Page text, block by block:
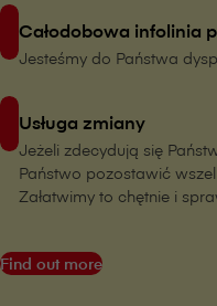
Całodobowa infolinia
Jesteśmy do Państwa
Usługa zmiany
Jeżeli zdecydują się
Państwo pozostawić
Załatwimy to chętnie i
Find out more